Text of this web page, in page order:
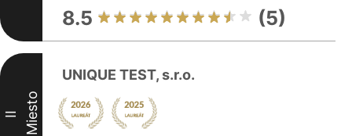
8.5 (5)
II Miesto
UNIQUE TEST, s.r.o.